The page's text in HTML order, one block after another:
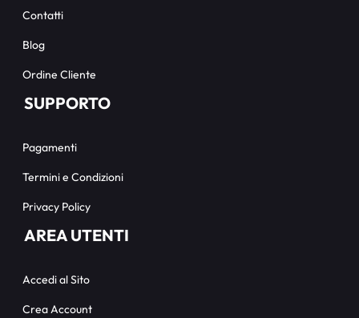
Contatti
Blog
Ordine Cliente
SUPPORTO
Pagamenti
Termini e Condizioni
Privacy Policy
AREA UTENTI
Accedi al Sito
Crea Account